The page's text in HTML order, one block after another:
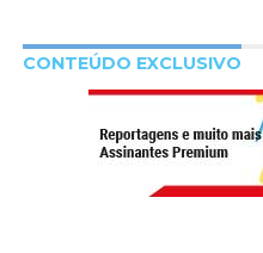
CONTEÚDO EXCLUSIVO